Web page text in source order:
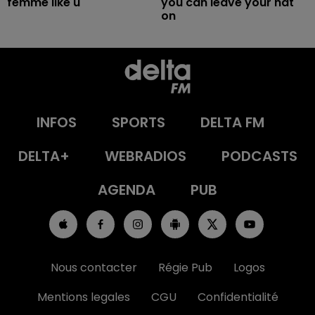
on
INFOS SPORTS
DELTA FM
DELTA+
WEBRADIOS
PODCASTS
AGENDA
PUB
Nous contacter Régie Pub
Logos
Mentions legales
CGU Confidentialité